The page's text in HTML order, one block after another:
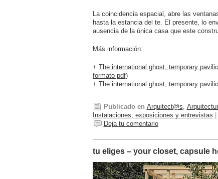
La coincidencia espacial, abre las
hasta la estancia del te. El presente, lo
ausencia de la única casa que este
Más información:
+ The international ghost, temporary
formato pdf)
+ The international ghost, temporary
Publicado en Arquitect@s,
Instalaciones, exposiciones y entrevistas
Deja tu comentario
tu eliges – your closet, capsule